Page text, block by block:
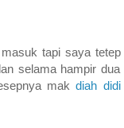
tapi saya
selama hampir
makdiah didi